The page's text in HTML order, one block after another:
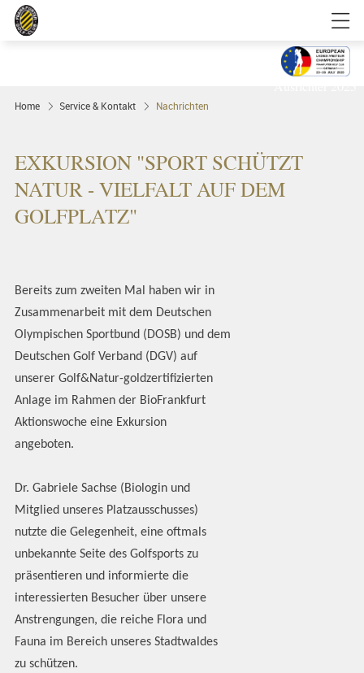
Home Service & Kontakt Nachrichten
EXKURSION "SPORT SCHÜTZT
NATUR - VIELFALT AUF DEM
GOLFPLATZ"
Bereits zum zweiten Mal haben wir in
Zusammenarbeit mit dem Deutschen
Olympischen Sportbund (DOSB) und dem
Deutschen Golf Verband (DGV) auf
unserer Golf&Natur-goldzertifizierten
Anlage im Rahmen der BioFrankfurt
Aktionswoche eine Exkursion
angeboten.
Dr. Gabriele Sachse (Biologin und
Mitglied unseres Platzausschusses)
nutzte die Gelegenheit, eine oftmals
unbekannte Seite des Golfsports zu
präsentieren und informierte die
interessierten Besucher über unsere
Anstrengungen, die reiche Flora und
Fauna im Bereich unseres Stadtwaldes
zu schützen.